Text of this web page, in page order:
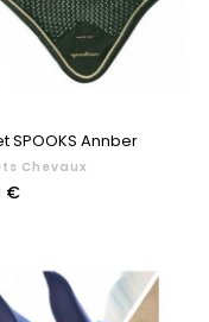
SPOOKS Annber
Chevaux
€